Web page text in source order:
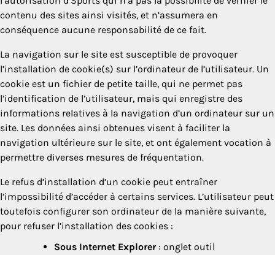
contenu des sites ainsi visités, et n’assumera en
conséquence aucune responsabilité de ce fait.
La navigation sur le site est susceptible de provoquer
l’installation de cookie(s) sur l’ordinateur de l’utilisateur. Un
cookie est un fichier de petite taille, qui ne permet pas
l’identification de l’utilisateur, mais qui enregistre des
informations relatives à la navigation d’un ordinateur sur un
site. Les données ainsi obtenues visent à faciliter la
navigation ultérieure sur le site, et ont également vocation à
permettre diverses mesures de fréquentation.
Le refus d’installation d’un cookie peut entraîner
l’impossibilité d’accéder à certains services. L’utilisateur peut
toutefois configurer son ordinateur de la manière suivante,
pour refuser l’installation des cookies :
Sous Internet Explorer: onglet outil